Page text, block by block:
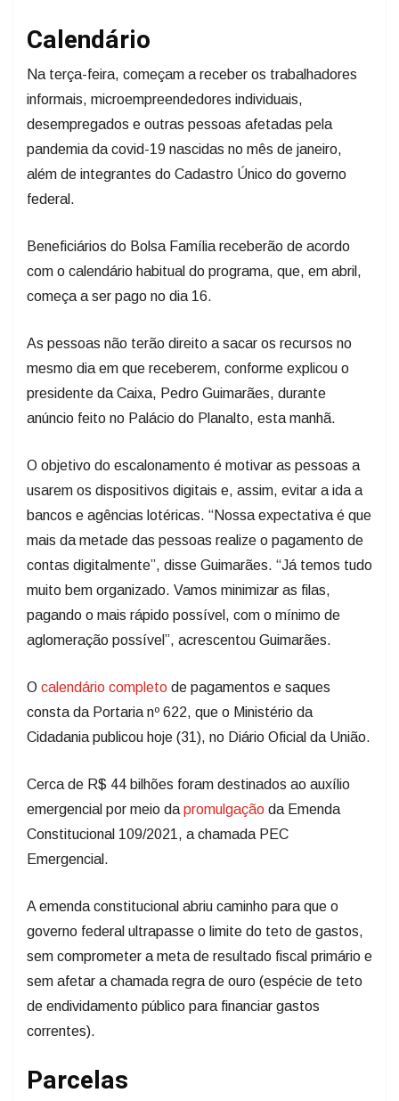
Calendário
Na terça-feira, começam a receber os trabalhadores
informais, microempreendedores individuais,
desempregados e outras pessoas afetadas pela
pandemia da covid-19 nascidas no mês de janeiro,
além de integrantes do Cadastro Único do governo
federal.
Beneficiários do Bolsa Família receberão de acordo
com o calendário habitual do programa, que, em abril,
começa a ser pago no dia 16.
As pessoas não terão direito a sacar os recursos no
mesmo dia em que receberem, conforme explicou o
presidente da Caixa, Pedro Guimarães, durante
anúncio feito no Palácio do Planalto, esta manhã.
O objetivo do escalonamento é motivar as pessoas a
usarem os dispositivos digitais e, assim, evitar a ida a
bancos e agências lotéricas. “Nossa expectativa é que
mais da metade das pessoas realize o pagamento de
contas digitalmente”, disse Guimarães. “Já temos tudo
muito bem organizado. Vamos minimizar as filas,
pagando o mais rápido possível, com o mínimo de
aglomeração possível”, acrescentou Guimarães.
O calendário completo de pagamentos e saques
consta da Portaria nº 622, que o Ministério da
Cidadania publicou hoje (31), no Diário Oficial da União.
Cerca de R$ 44 bilhões foram destinados ao auxílio
emergencial por meio dapromulgação da Emenda
Constitucional 109/2021, a chamada PEC
Emergencial.
A emenda constitucional abriu caminho para que o
governo federal ultrapasse o limite do teto de gastos,
sem comprometer a meta de resultado fiscal primário e
sem afetar a chamada regra de ouro (espécie de teto
de endividamento público para financiar gastos
correntes).
Parcelas